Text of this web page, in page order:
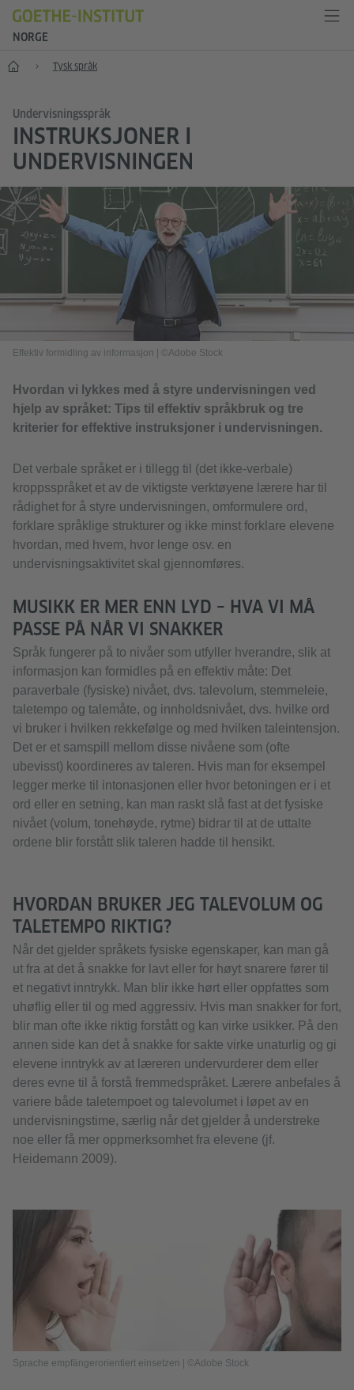
NORGE
Forside Tysk språk
Undervisningsspråk
INSTRUKSJONER I
UNDERVISNINGEN
Effektiv formidling av informasjon ©Adobe Stock
Hvordan vi lykkes med å styre undervisningen ved
hjelp av språket: Tips til effektiv språkbruk og tre
kriterier for effektive instruksjoner i undervisningen.
Det verbale språket er i tillegg til (det ikke-verbale)
kroppsspråket et av de viktigste verktøyene lærere har til
rådighet for å styre undervisningen, omformulere ord,
forklare språklige strukturer og ikke minst forklare elevene
hvordan, med hvem, hvor lenge osv. en
undervisningsaktivitet skal gjennomføres.
MUSIKK ER MER ENN LYD – HVA VI MÅ
PASSE PÅ NÅR VI SNAKKER
Språk fungerer på to nivåer som utfyller hverandre, slik at
informasjon kan formidles på en effektiv måte: Det
paraverbale (fysiske) nivået, dvs. talevolum, stemmeleie,
taletempo og talemåte, og innholdsnivået, dvs. hvilke ord
vi bruker i hvilken rekkefølge og med hvilken taleintensjon.
Det er et samspill mellom disse nivåene som (ofte
ubevisst) koordineres av taleren. Hvis man for eksempel
legger merke til intonasjonen eller hvor betoningen er i et
ord eller en setning, kan man raskt slå fast at det fysiske
nivået (volum, tonehøyde, rytme) bidrar til at de uttalte
ordene blir forstått slik taleren hadde til hensikt.
HVORDAN BRUKER JEG TALEVOLUM OG
TALETEMPO RIKTIG?
Når det gjelder språkets fysiske egenskaper, kan man gå
ut fra at det å snakke for lavt eller for høyt snarere fører til
et negativt inntrykk. Man blir ikke hørt eller oppfattes som
uhøflig eller til og med aggressiv. Hvis man snakker for fort,
blir man ofte ikke riktig forstått og kan virke usikker. På den
annen side kan det å snakke for sakte virke unaturlig og gi
elevene inntrykk av at læreren undervurderer dem eller
deres evne til å forstå fremmedspråket. Lærere anbefales å
variere både taletempoet og talevolumet i løpet av en
undervisningstime, særlig når det gjelder å understreke
noe eller få mer oppmerksomhet fra elevene (jf.
Heidemann 2009).
Sprache empfängerorientiert einsetzen | ©Adobe Stock